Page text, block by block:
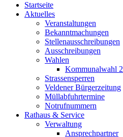
Startseite
Aktuelles
Veranstaltungen
Bekanntmachungen
Stellenausschreibungen
Ausschreibungen
Wahlen
Kommunalwahl
Strassensperren
Veldener Bürgerzeitung
Müllabfuhrtermine
Notrufnummern
Rathaus & Service
Verwaltung
Ansprechpartner